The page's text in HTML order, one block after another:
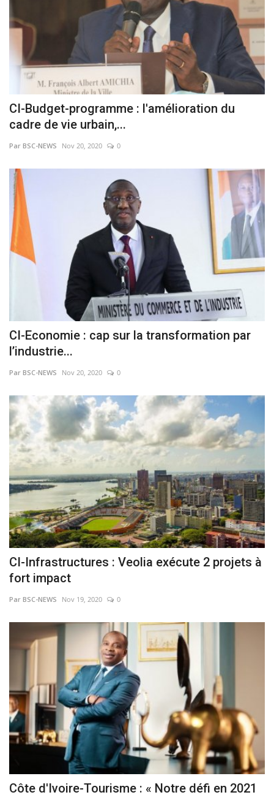
CI-Budget-programme : l'amélioration du
cadre de vie urbain,...
Par BSC-NEWS Nov 20, 2020 0
CI-Economie : cap sur la transformation par
l’industrie...
Par BSC-NEWS Nov 20, 2020 0
CI-Infrastructures : Veolia exécute 2 projets à
fort impact
Par BSC-NEWS Nov 19, 2020 0
Côte d'Ivoire-Tourisme : « Notre défi en 2021